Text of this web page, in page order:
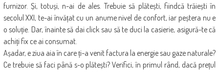
furnizor. Și, totuși, n-ai de ales. Trebuie să plătești, fiindcă trăiești în
secolul XXI, te-ai învățat cu un anume nivel de confort, iar peștera nu e
o soluție. Dar, înainte să dai click sau să te duci la casierie, asigură-te că
achiți fix ce ai consumat.
Așadar, e ziua aia în care ți-a venit factura la energie sau gaze naturale?
Ce trebuie să faci până s-o plătești? Verifici, în primul rând, dacă prețul